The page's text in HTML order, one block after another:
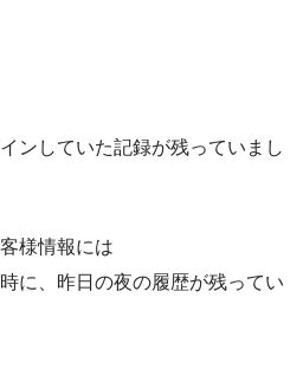
ンしていた記録が残っていまし
様情報には
に、昨日の夜の履歴が残ってい